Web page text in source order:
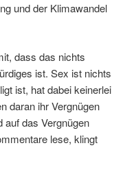
und der Klimawandel
dass das nichts
ist. Sex ist nichts
ist, hat dabei keinerlei
daran ihr Vergnügen
auf das Vergnügen
lese, klingt